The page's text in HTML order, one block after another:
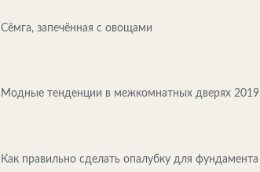
Сёмга, запечённая с овощами
Модные тенденции в межкомнатных дверях 2019
Как правильно сделать опалубку для фундамента